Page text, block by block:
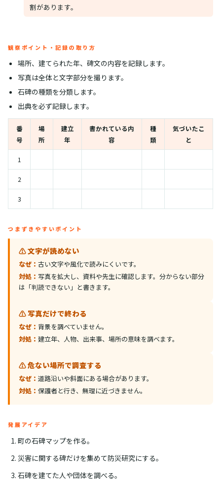
割があります。
観察ポイント・記録の取り方
場所、建てられた年、碑文の内容を記録します。
写真は全体と文字部分を撮ります。
石碑の種類を分類します。
出典を必ず記録します。
番
号
場
所
建立
年
書かれている内
容
種
類
気づいたこ
と
1
2
3
つまずきやすいポイント
⚠️ 文字が読めない
なぜ： 古い文字や風化で読みにくいです。
対処： 写真を拡大し、資料や先生に確認します。分からない部分
は「判読できない」と書きます。
⚠️ 写真だけで終わる
なぜ： 背景を調べていません。
対処： 建立年、人物、出来事、場所の意味を調べます。
⚠️ 危ない場所で調査する
なぜ： 道路沿いや斜面にある場合があります。
対処： 保護者と行き、無理に近づきません。
発展アイデア
町の石碑マップを作る。
災害に関する碑だけを集めて防災研究にする。
石碑を建てた人や団体を調べる。